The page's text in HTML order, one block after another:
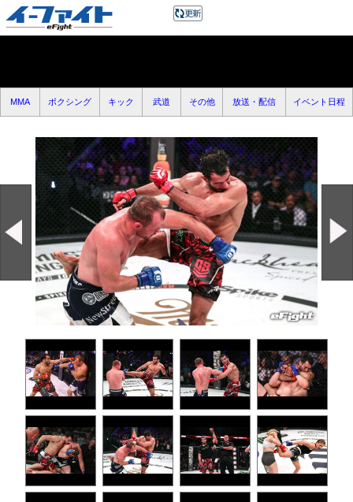
MMA ボクシング キック 武道 その他 放送・配信 イベント日程